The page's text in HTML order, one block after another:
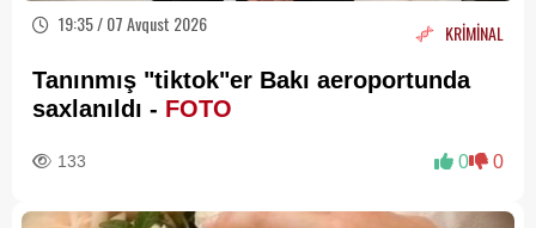
19:35 / 07 Avqust 2026 KRİMİNAL
Tanınmış "tiktok"er Bakı aeroportunda
saxlanıldı - FOTO
133 0 0